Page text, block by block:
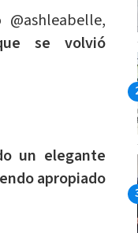
se volvió
un elegante
apropiado